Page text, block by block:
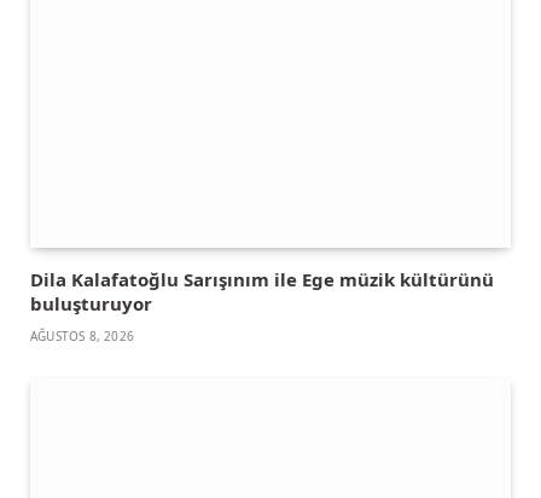
Dila Kalafatoğlu Sarışınım ile Ege müzik kültürünü
buluşturuyor
AĞUSTOS 8, 2026